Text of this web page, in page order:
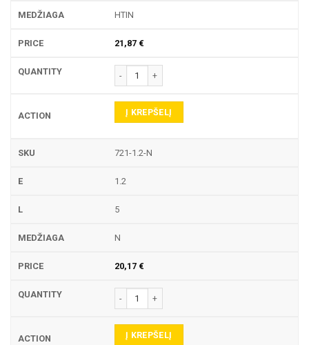
HTIN
21,87 €
produkto kiekis: 721 TEKINIMO PLOKŠTELĖ
Į KREPŠELĮ
721-1.2-N
1.2
5
N
20,17 €
produkto kiekis: 721 TEKINIMO PLOKŠTELĖ
Į KREPŠELĮ